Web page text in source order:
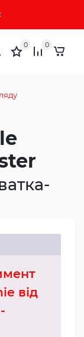
0 0
від